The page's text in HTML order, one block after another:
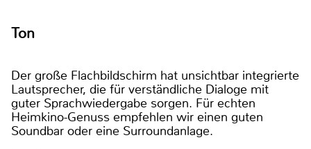
Ton
Der große Flachbildschirm hat unsichtbar integrierte
Lautsprecher, die für verständliche Dialoge mit
guter Sprachwiedergabe sorgen. Für echten
Heimkino-Genuss empfehlen wir einen guten
Soundbar oder eine Surroundanlage.